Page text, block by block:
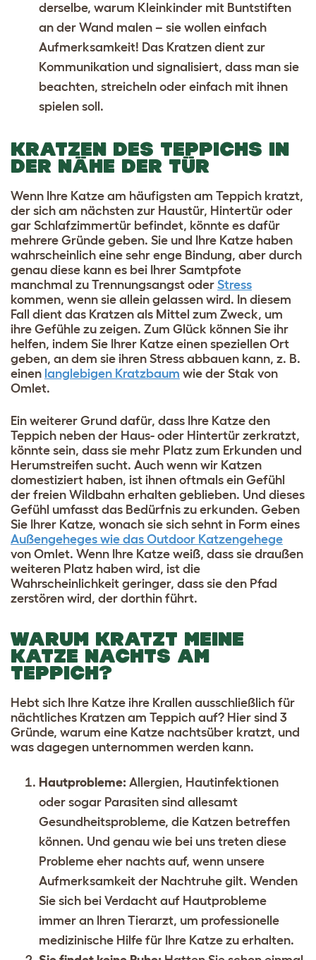
derselbe, warum Kleinkinder mit Buntstiften
an der Wand malen – sie wollen einfach
Aufmerksamkeit! Das Kratzen dient zur
Kommunikation und signalisiert, dass man sie
beachten, streicheln oder einfach mit ihnen
spielen soll.
KRATZEN DES TEPPICHS IN
DER NÄHE DER TÜR
Wenn Ihre Katze am häufigsten am Teppich kratzt,
der sich am nächsten zur Haustür, Hintertür oder
gar Schlafzimmertür befindet, könnte es dafür
mehrere Gründe geben. Sie und Ihre Katze haben
wahrscheinlich eine sehr enge Bindung, aber durch
genau diese kann es bei Ihrer Samtpfote
manchmal zu Trennungsangst oder Stress
kommen, wenn sie allein gelassen wird. In diesem
Fall dient das Kratzen als Mittel zum Zweck, um
ihre Gefühle zu zeigen. Zum Glück können Sie ihr
helfen, indem Sie Ihrer Katze einen speziellen Ort
geben, an dem sie ihren Stress abbauen kann, z. B.
einen langlebigen Kratzbaum wie der Stak von
Omlet.
Ein weiterer Grund dafür, dass Ihre Katze den
Teppich neben der Haus- oder Hintertür zerkratzt,
könnte sein, dass sie mehr Platz zum Erkunden und
Herumstreifen sucht. Auch wenn wir Katzen
domestiziert haben, ist ihnen oftmals ein Gefühl
der freien Wildbahn erhalten geblieben. Und dieses
Gefühl umfasst das Bedürfnis zu erkunden. Geben
Sie Ihrer Katze, wonach sie sich sehnt in Form eines
Außengeheges wie das Outdoor Katzengehege
von Omlet. Wenn Ihre Katze weiß, dass sie draußen
weiteren Platz haben wird, ist die
Wahrscheinlichkeit geringer, dass sie den Pfad
zerstören wird, der dorthin führt.
WARUM KRATZT MEINE
KATZE NACHTS AM
TEPPICH?
Hebt sich Ihre Katze ihre Krallen ausschließlich für
nächtliches Kratzen am Teppich auf? Hier sind 3
Gründe, warum eine Katze nachtsüber kratzt, und
was dagegen unternommen werden kann.
Hautprobleme: Allergien, Hautinfektionen
oder sogar Parasiten sind allesamt
Gesundheitsprobleme, die Katzen betreffen
können. Und genau wie bei uns treten diese
Probleme eher nachts auf, wenn unsere
Aufmerksamkeit der Nachtruhe gilt. Wenden
Sie sich bei Verdacht auf Hautprobleme
immer an Ihren Tierarzt, um professionelle
medizinische Hilfe für Ihre Katze zu erhalten.